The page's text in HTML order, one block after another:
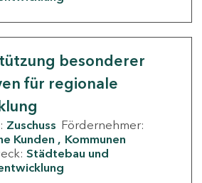
besonderer
für regionale
Zuschuss Fördernehmer:
Kunden
Kommunen
Städtebau und